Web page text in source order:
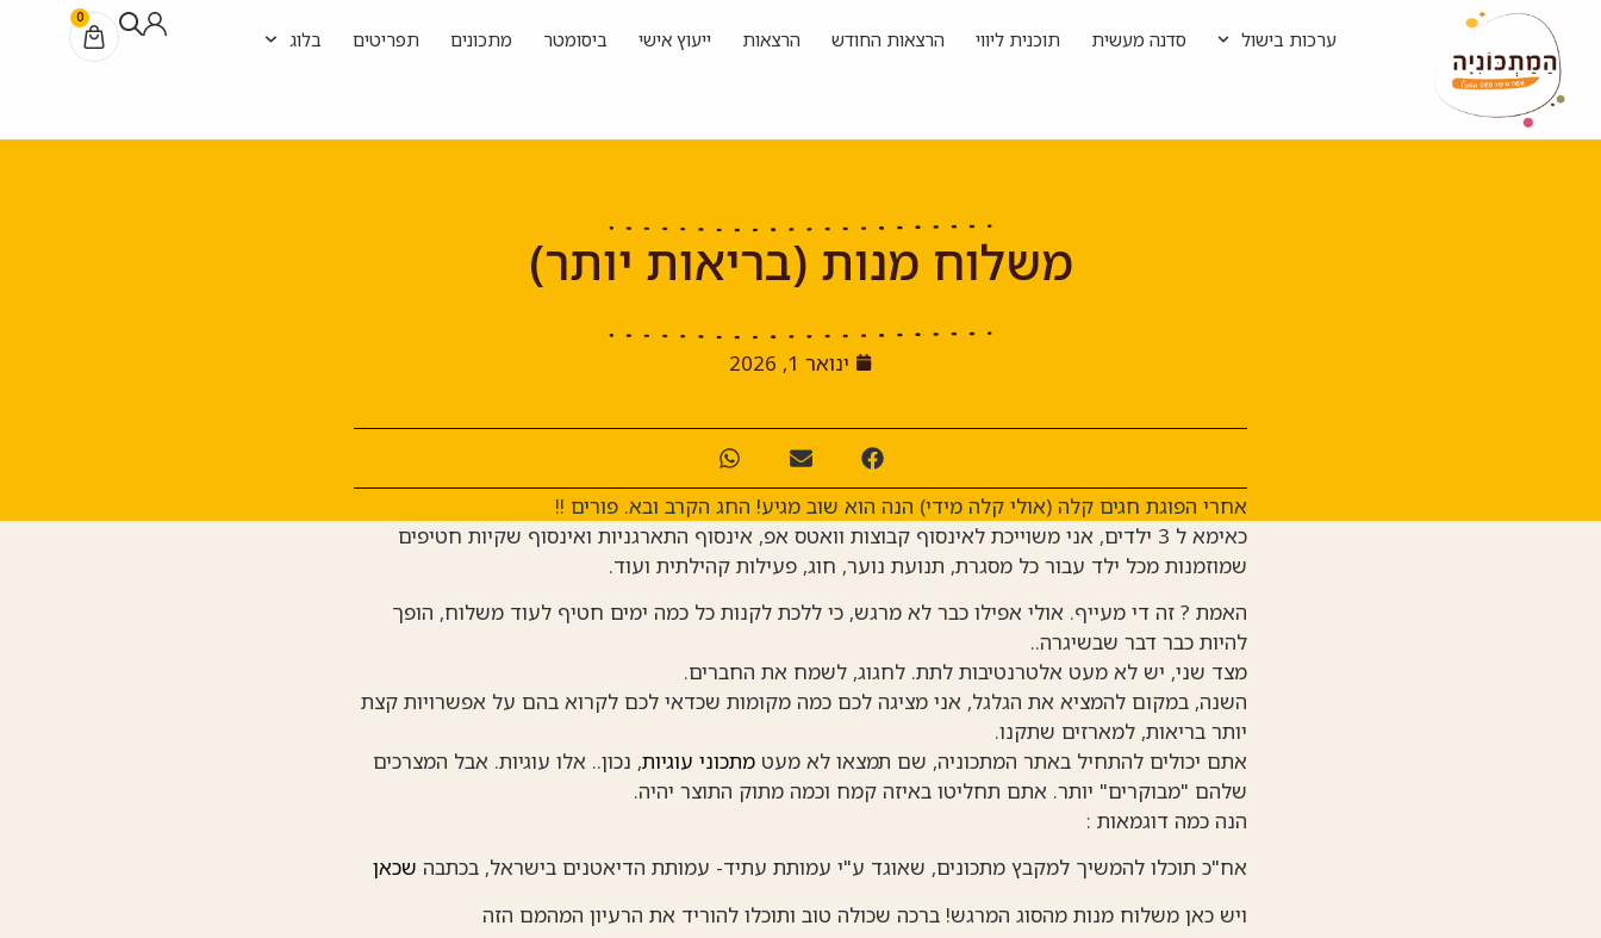
ערכות בישול סדנה מעשית תוכנית ליווי הרצאות החודש הרצאות ייעוץ אישי ביסומטר מתכונים תפריטים בלוג
0
משלוח מנות (בריאות יותר)
ינואר 1, 2026
אחרי הפוגת חגים קלה (אולי קלה מידי) הנה הוא שוב מגיע! החג הקרב ובא. פורים !!
כאימא ל 3 ילדים, אני משוייכת לאינסוף קבוצות וואטס אפ, אינסוף התארגניות ואינסוף שקיות חטיפים
שמוזמנות מכל ילד עבור כל מסגרת, תנועת נוער, חוג, פעילות קהילתית ועוד.
האמת ? זה די מעייף. אולי אפילו כבר לא מרגש, כי ללכת לקנות כל כמה ימים חטיף לעוד משלוח, הופך
להיות כבר דבר שבשיגרה..
מצד שני, יש לא מעט אלטרנטיבות לתת. לחגוג, לשמח את החברים.
השנה, במקום להמציא את הגלגל, אני מציגה לכם כמה מקומות שכדאי לכם לקרוא בהם על אפשרויות קצת
יותר בריאות, למארזים שתקנו.
אתם יכולים להתחיל באתר המתכוניה, שם תמצאו לא מעט מתכוני עוגיות, נכון.. אלו עוגיות. אבל המצרכים
שלהם "מבוקרים" יותר. אתם תחליטו באיזה קמח וכמה מתוק התוצר יהיה.
הנה כמה דוגמאות :
אח"כ תוכלו להמשיך למקבץ מתכונים, שאוגד ע"י עמותת עתיד- עמותת הדיאטנים בישראל, בכתבה שכאן
ויש כאן משלוח מנות מהסוג המרגש! ברכה שכולה טוב ותוכלו להוריד את הרעיון המהמם הזה